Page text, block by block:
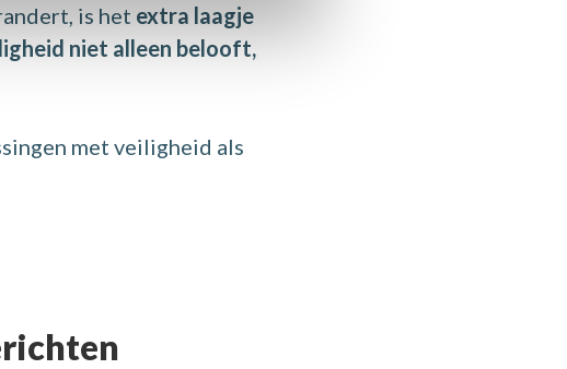
is het extra laagje
niet alleen belooft,
met veiligheid als